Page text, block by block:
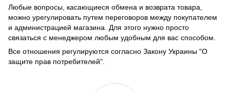
Любые вопросы, касающиеся обмена и возврата товара,
можно урегулировать путем переговоров между покупателем
и администрацией магазина. Для этого нужно просто
связаться с менеджером любым удобным для вас способом.
Все отношения регулируются согласно Закону Украины "О
защите прав потребителей".